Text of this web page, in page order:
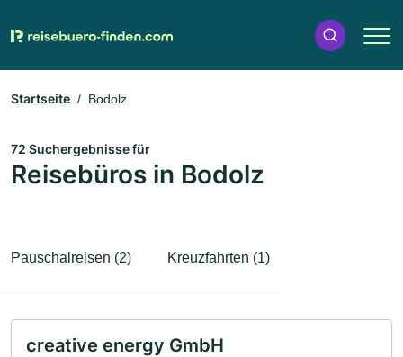
Startseite Bodolz
72 Suchergebnisse für
Reisebüros in Bodolz
Pauschalreisen (2) Kreuzfahrten (1)
creative energy GmbH